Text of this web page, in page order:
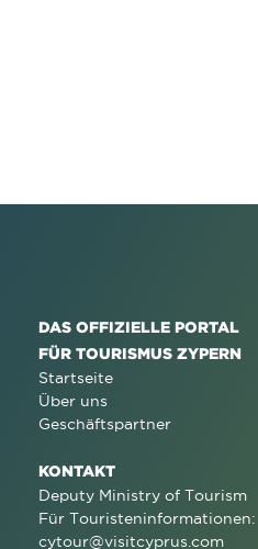
DAS OFFIZIELLE PORTAL
FÜR TOURISMUS ZYPERN
Startseite
Über uns
Geschäftspartner
KONTAKT
Deputy Ministry of Tourism
Für Touristeninformationen:
cytour@visitcyprus.com